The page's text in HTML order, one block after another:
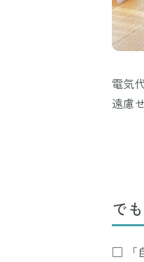
電気
遠慮
で
□ 「